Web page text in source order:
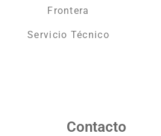
Frontera
Servicio Técnico
Contacto